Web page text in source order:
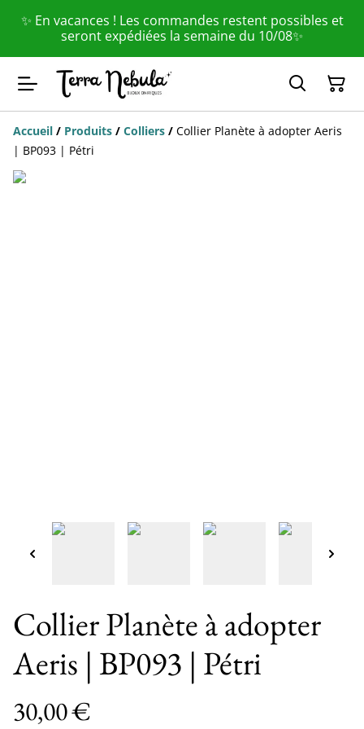
✨ En vacances ! Les commandes restent possibles et
seront expédiées la semaine du 10/08✨
Accueil / Produits / Colliers / Collier Planète à adopter Aeris
| BP093 | Pétri
Collier Planète à adopter
Aeris | BP093 | Pétri
30,00 €